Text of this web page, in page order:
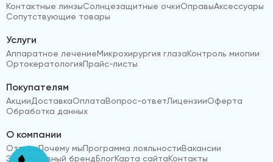
Контактные линзыСолнцезащитные очкиОправыАксессуары
Сопутствующие товары
Услуги
Аппаратное лечениеМикрохирургия глазаКонтроль миопии
ОртокератологияПрайс-листы
Покупателям
АкцииДоставкаОплатаВопрос-ответЛицензииОферта
Обработка данных
О компании
ОтзывыПочему мыПрограмма лояльностиВакансии
Эксклюзивный брендБлогКарта сайтаКонтакты